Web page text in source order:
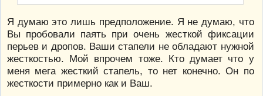
Я думаю это лишь предположение. Я не думаю, что
Вы пробовали паять при очень жесткой фиксации
перьев и дропов. Ваши стапели не обладают нужной
жесткостью. Мой впрочем тоже. Кто думает что у
меня мега жесткий стапель, то нет конечно. Он по
жесткости примерно как и Ваш.